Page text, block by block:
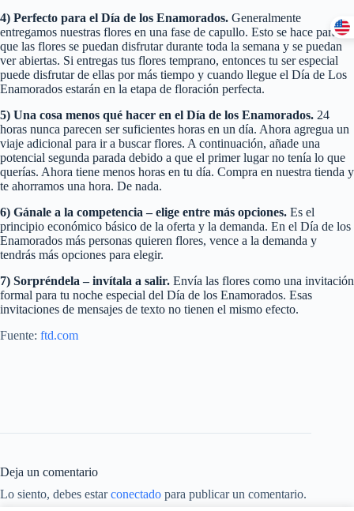
4) Perfecto para el Día de los Enamorados. Generalmente
entregamos nuestras flores en una fase de capullo. Esto se hace para
que las flores se puedan disfrutar durante toda la semana y se puedan
ver abiertas. Si entregas tus flores temprano, entonces tu ser especial
puede disfrutar de ellas por más tiempo y cuando llegue el Día de Los
Enamorados estarán en la etapa de floración perfecta.
5) Una cosa menos qué hacer en el Día de los Enamorados. 24
horas nunca parecen ser suficientes horas en un día. Ahora agregua un
viaje adicional para ir a buscar flores. A continuación, añade una
potencial segunda parada debido a que el primer lugar no tenía lo que
querías. Ahora tiene menos horas en tu día. Compra en nuestra tienda y
te ahorramos una hora. De nada.
6) Gánale a la competencia – elige entre más opciones. Es el
principio económico básico de la oferta y la demanda. En el Día de los
Enamorados más personas quieren flores, vence a la demanda y
tendrás más opciones para elegir.
7) Sorpréndela – invítala a salir. Envía las flores como una invitación
formal para tu noche especial del Día de los Enamorados. Esas
invitaciones de mensajes de texto no tienen el mismo efecto.
Fuente: ftd.com
Deja un comentario
Lo siento, debes estarconectado para publicar un comentario.